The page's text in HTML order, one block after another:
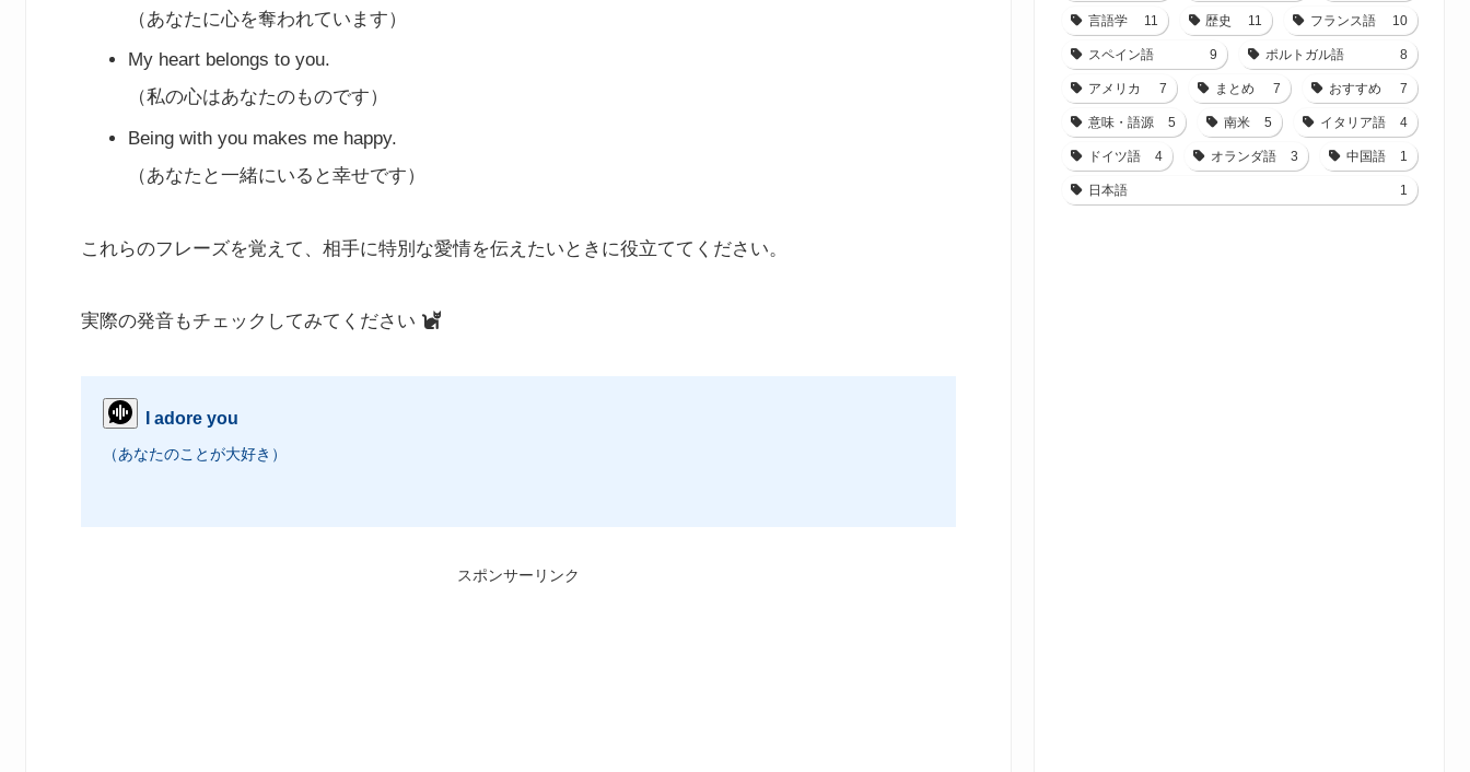
（あなたに心を奪われています）
My heart belongs to you.
（私の心はあなたのものです）
Being with you makes me happy.
（あなたと一緒にいると幸せです）
これらのフレーズを覚えて、相手に特別な愛情を伝えたいときに役立ててください。
実際の発音もチェックしてみてください
I adore you
（あなたのことが大好き）
スポンサーリンク
言語学 11 歴史 11 フランス語 10
スペイン語 9 ポルトガル語 8
アメリカ 7 まとめ 7 おすすめ 7
意味・語源 5 南米 5 イタリア語 4
ドイツ語 4 オランダ語 3 中国語 1
日本語 1